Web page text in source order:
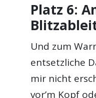
Platz 6:
Und zum
entsetzliche
mir nicht
vor’m Kopf